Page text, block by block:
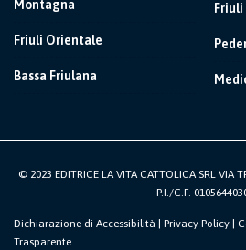
Montagna
Friuli Orientale
Bassa Friulana
© 2023 EDITRICE LA VITA CATTOLICA SRL VIA
P.I./C.F.
Dichiarazione di Accessibilità | Privacy Policy |
Trasparente